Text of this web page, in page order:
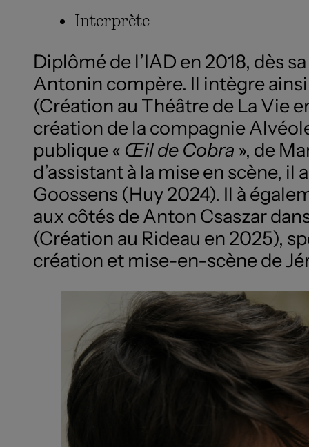
Interprète
Diplômé de l’IAD en 2018, dès
Antonin compère. Il intègre ainsi
(Création au Théâtre de La Vie
création de la compagnie
publique « Œil de Cobra », de
d’assistant à la mise en scène,
Goossens (Huy 2024). Il à
aux côtés de Anton Csaszar
(Création au Rideau en 2025),
création et mise-en-scène de